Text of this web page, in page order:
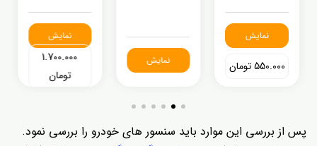
نمایش
550.000 تومان نمایش
نمایش
1.700.000
تومان
پس از بررسی این موارد باید سنسور های خودرو را بررسی نمود.